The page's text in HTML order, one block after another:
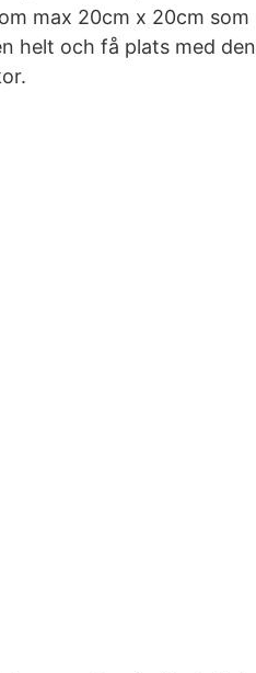
max 20cm x 20cm som
helt och få plats med den